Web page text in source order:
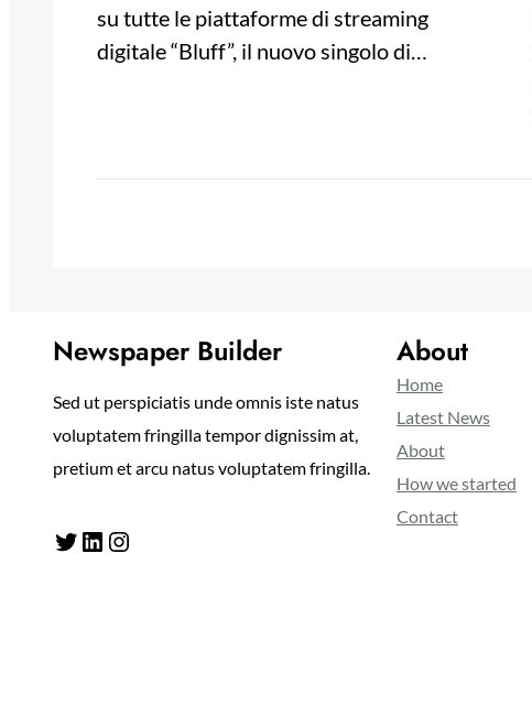
su tutte le piattaforme di streaming
digitale “Bluff”, il nuovo singolo di…
Newspaper Builder
Sed ut perspiciatis unde omnis iste natus
voluptatem fringilla tempor dignissim at,
pretium et arcu natus voluptatem fringilla.
Twitter LinkedIn Instagram
About
Home
Latest News
About
How we started
Contact